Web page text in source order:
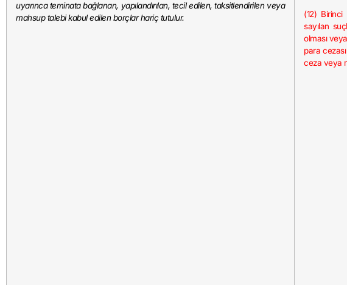
uyarınca teminata bağlanan, yapılandırılan, tecil edilen, taksitlendirilen veya
mahsup talebi kabul edilen borçlar hariç tutulur.
(12) Birinci
sayılan
olması
para
ceza veya